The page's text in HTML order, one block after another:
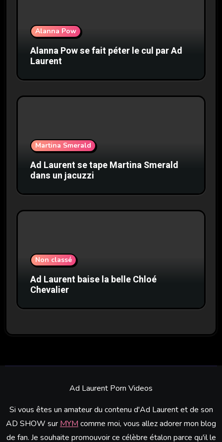
Alanna Pow
Alanna Pow se fait péter le cul par Ad
Laurent
Martina Smerald
Ad Laurent se tape Martina Smerald
dans un jacuzzi
Non classé
Ad Laurent baise la belle Chloé
Chevalier
Ad Laurent Porn Videos
Si vous êtes un amateur du contenu d'Ad Laurent et de son
AD SHOW sur MYM comme moi, vous allez adorer mon blog
de fan. Je souhaite promouvoir ce célèbre étalon parce qu'il le